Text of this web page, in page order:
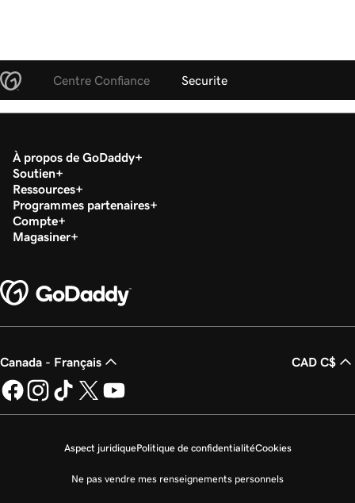
Centre Confiance Securite
À propos de GoDaddy
Soutien
Ressources
Programmes partenaires
Compte
Magasiner
Canada - Français CAD C$
Aspect juridiquePolitique de confidentialitéCookies
Ne pas vendre mes renseignements personnels